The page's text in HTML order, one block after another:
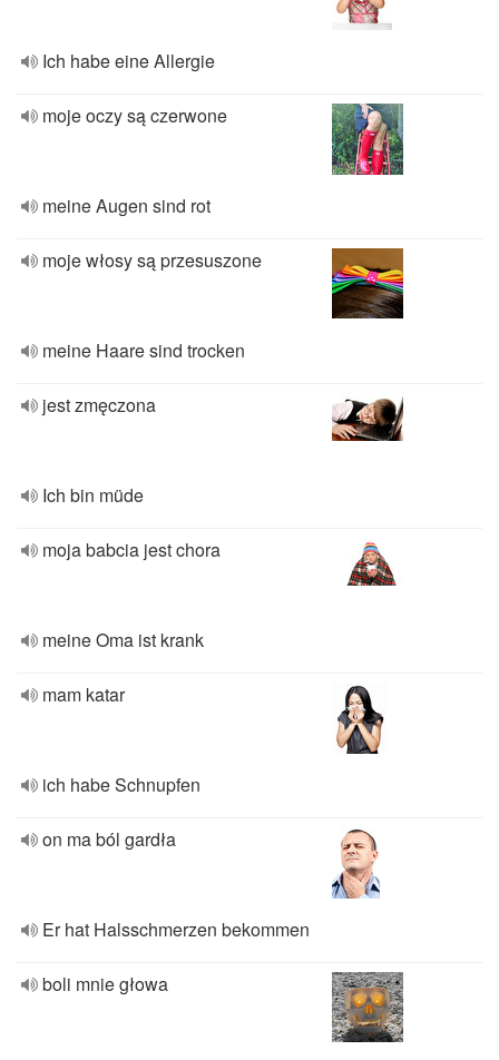
Ich habe eine Allergie
moje oczy są czerwone
meine Augen sind rot
moje włosy są przesuszone
meine Haare sind trocken
jest zmęczona
Ich bin müde
moja babcia jest chora
meine Oma ist krank
mam katar
ich habe Schnupfen
on ma ból gardła
Er hat Halsschmerzen bekommen
boli mnie głowa